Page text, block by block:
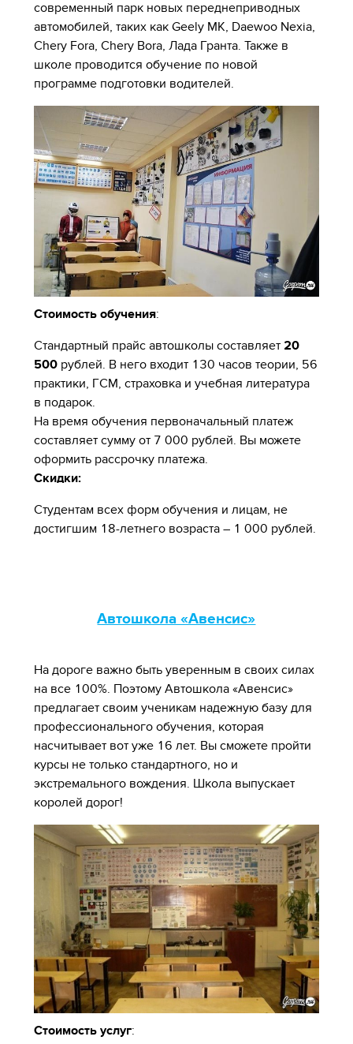
современный парк новых переднеприводных
автомобилей, таких как Geely MK, Daewoo Nexia,
Chery Fora, Chery Bora, Лада Гранта. Также в
школе проводится обучение по новой
программе подготовки водителей.
Стоимость обучения:
Стандартный прайс автошколы составляет 20
500рублей. В него входит 130 часов теории, 56
практики, ГСМ, страховка и учебная литература
в подарок.
На время обучения первоначальный платеж
составляет сумму от 7 000 рублей. Вы можете
оформить рассрочку платежа.
Скидки:
Студентам всех форм обучения и лицам, не
достигшим 18-летнего возраста – 1 000 рублей.
Автошкола «Авенсис»
На дороге важно быть уверенным в своих силах
на все 100%. Поэтому Автошкола «Авенсис»
предлагает своим ученикам надежную базу для
профессионального обучения, которая
насчитывает вот уже 16 лет. Вы сможете пройти
курсы не только стандартного, но и
экстремального вождения. Школа выпускает
королей дорог!
Стоимость услуг: